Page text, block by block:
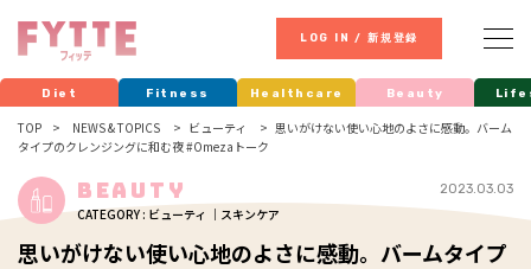
LOG IN / 新規登録
Diet Fitness Healthcare Beauty
TOP NEWS & TOPICS ビューティ
思いがけない使い心地のよさに感動。バーム
タイプのクレンジングに和む夜 #Omezaトーク
Beauty
CATEGORY : ビューティ ｜スキンケア
2023.03.03
思いがけない使い心地のよさに感動。バームタイプ